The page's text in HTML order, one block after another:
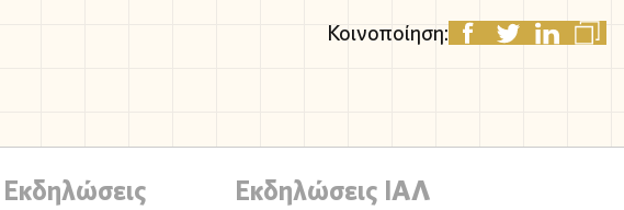
Κοινοποίηση:
Εκδηλώσεις Εκδηλώσεις ΙΑΛ